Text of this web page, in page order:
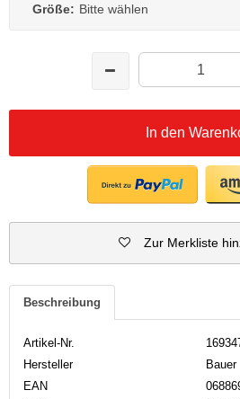
Größe: Bitte wählen
In den
Zur Merkliste
Beschreibung
Artikel-Nr.
Hersteller
Bauer
EAN